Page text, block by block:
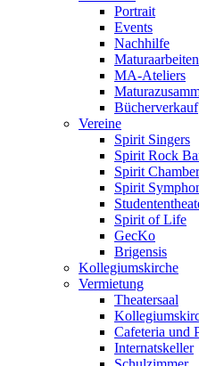
Portrait
Events
Nachhilfe
Maturaarbeiten
MA-Ateliers
Bücherverkauf
Vereine
Spirit Singers
Spirit Rock
Spirit
Spirit
Spirit of Life
GecKo
Brigensis
Kollegiumskirche
Vermietung
Theatersaal
Cafeteria und
Internatskeller